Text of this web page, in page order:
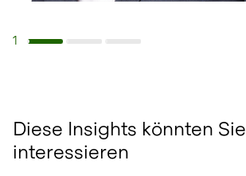
1
Diese Insights könnten Sie
interessieren